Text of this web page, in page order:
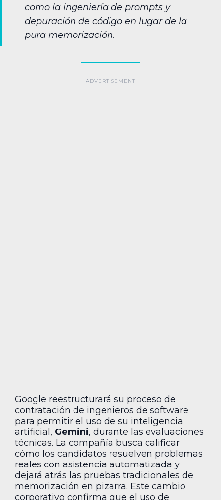
como la ingeniería de prompts y
depuración de código en lugar de la
pura memorización.
Google reestructurará su proceso de
contratación de ingenieros de software
para permitir el uso de su inteligencia
artificial, Gemini, durante las evaluaciones
técnicas. La compañía busca calificar
cómo los candidatos resuelven problemas
reales con asistencia automatizada y
dejará atrás las pruebas tradicionales de
memorización en pizarra. Este cambio
corporativo confirma que el uso de